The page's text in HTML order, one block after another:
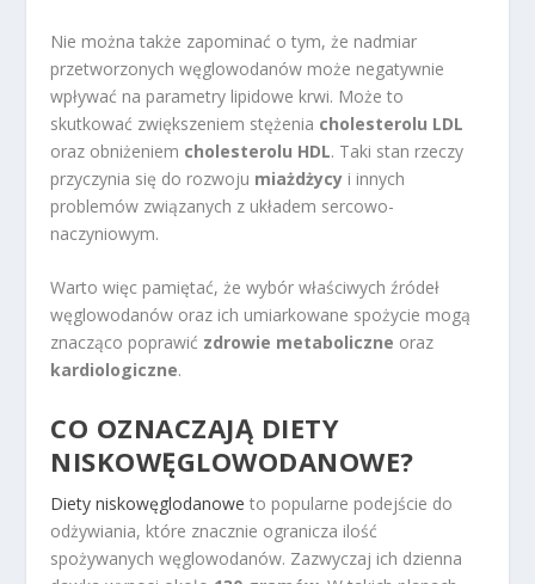
Nie można także zapominać o tym, że nadmiar
przetworzonych węglowodanów może negatywnie
wpływać na parametry lipidowe krwi. Może to
skutkować zwiększeniem stężenia cholesterolu LDL
oraz obniżeniem cholesterolu HDL. Taki stan rzeczy
przyczynia się do rozwoju miażdżycy i innych
problemów związanych z układem sercowo-
naczyniowym.
Warto więc pamiętać, że wybór właściwych źródeł
węglowodanów oraz ich umiarkowane spożycie mogą
znacząco poprawić zdrowie metaboliczne oraz
kardiologiczne.
CO OZNACZAJĄ DIETY
NISKOWĘGLOWODANOWE?
Diety niskowęglodanowe to popularne podejście do
odżywiania, które znacznie ogranicza ilość
spożywanych węglowodanów. Zazwyczaj ich dzienna